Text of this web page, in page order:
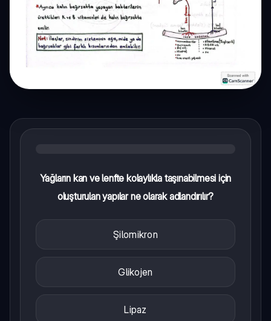
Yağların kan ve lenfte kolaylıkla taşınabilmesi için
oluşturulan yapılar ne olarak adlandırılır?
Şilomikron
Glikojen
Lipaz